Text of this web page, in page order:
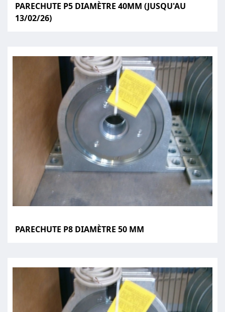
PARECHUTE P5 DIAMÈTRE 40MM (JUSQU'AU
13/02/26)
PARECHUTE P8 DIAMÈTRE 50 MM